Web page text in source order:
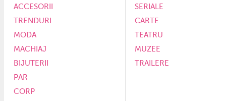
ACCESORII
TRENDURI
MODA
MACHIAJ
BIJUTERII
PAR
CORP
SERIALE
CARTE
TEATRU
MUZEE
TRAILERE